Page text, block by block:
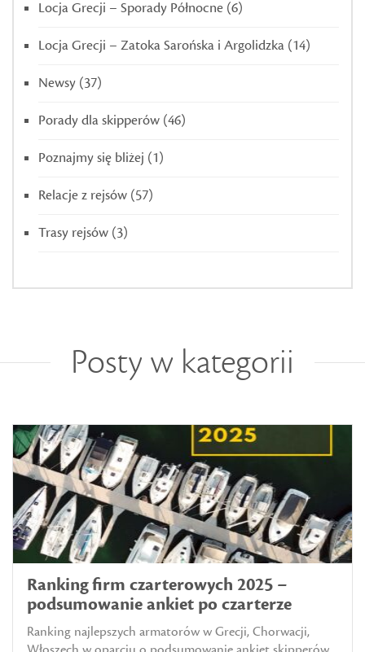
Locja Grecji – Sporady Północne (6)
Locja Grecji – Zatoka Sarońska i Argolidzka (14)
Newsy (37)
Porady dla skipperów (46)
Poznajmy się bliżej (1)
Relacje z rejsów (57)
Trasy rejsów (3)
Posty w kategorii
Ranking firm czarterowych 2025 –
podsumowanie ankiet po czarterze
Ranking najlepszych armatorów w Grecji, Chorwacji,